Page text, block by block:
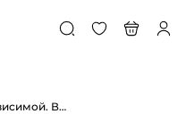
Шуточная жвачка- Сильной и независимой. Все мужики козлы, В горящую избу войдешь и коня остановишь!